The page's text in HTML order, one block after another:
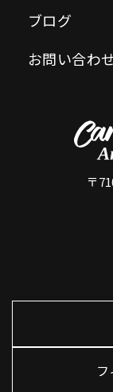
ブログ
お問い合わ
〒